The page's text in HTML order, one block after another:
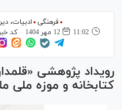
فرهنگی
ادبیات،
11:02
12 مهر 1404 کد
رویداد پژوهشی
کتابخانه و موزه ملی